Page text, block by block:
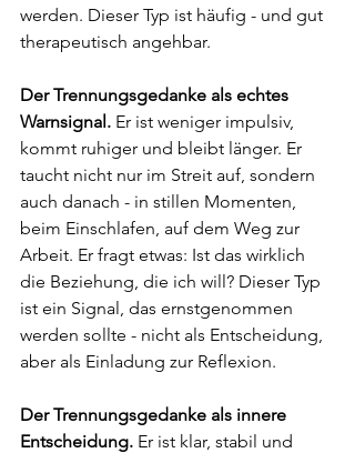
werden. Dieser Typ ist häufig - und gut
therapeutisch angehbar.
Der Trennungsgedanke als echtes
Warnsignal. Er ist weniger impulsiv,
kommt ruhiger und bleibt länger. Er
taucht nicht nur im Streit auf, sondern
auch danach - in stillen Momenten,
beim Einschlafen, auf dem Weg zur
Arbeit. Er fragt etwas: Ist das wirklich
die Beziehung, die ich will? Dieser Typ
ist ein Signal, das ernstgenommen
werden sollte - nicht als Entscheidung,
aber als Einladung zur Reflexion.
Der Trennungsgedanke als innere
Entscheidung. Er ist klar, stabil und